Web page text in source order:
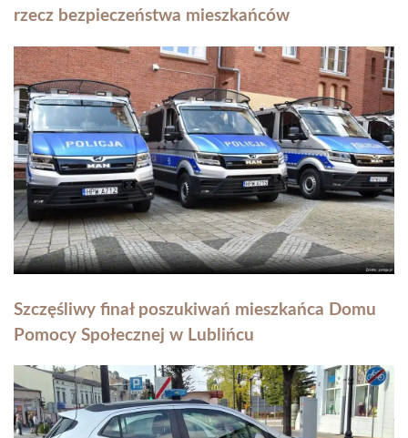
rzecz bezpieczeństwa mieszkańców
Szczęśliwy finał poszukiwań mieszkańca Domu
Pomocy Społecznej w Lublińcu